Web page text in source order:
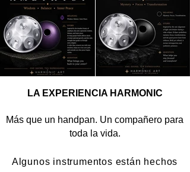
LA EXPERIENCIA HARMONIC
Más que un handpan. Un compañero para
toda la vida.
Algunos instrumentos están hechos